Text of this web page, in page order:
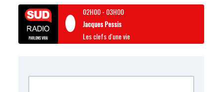
02H00- 03H00
Jacques Pessis
Les clefs d'une vie